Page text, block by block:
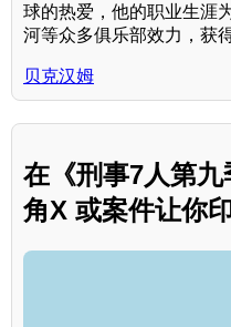
球的热爱，他的职业生涯
河等众多俱乐部效力，获
贝克汉姆
在《刑事7人第
角X 或案件让你